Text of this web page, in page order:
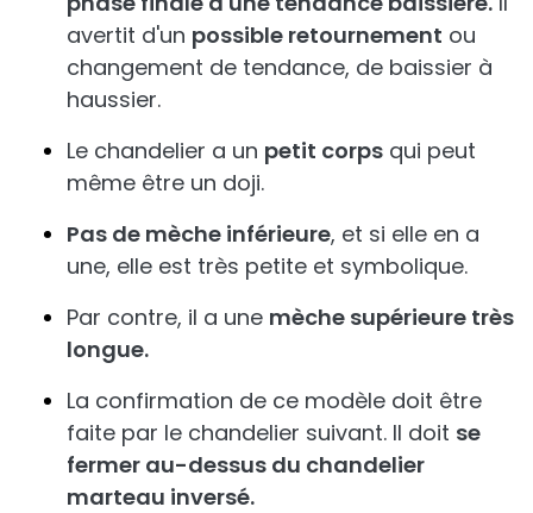
avertit d'un possible retournement ou
changement de tendance, de baissier à
haussier.
Le chandelier a un petit corps qui peut
même être un doji.
Pas de mèche inférieure, et si elle en a
une, elle est très petite et symbolique.
Par contre, il a une mèche supérieure très
longue.
La confirmation de ce modèle doit être
faite par le chandelier suivant. Il doit se
fermer au-dessus du chandelier
marteau inversé.